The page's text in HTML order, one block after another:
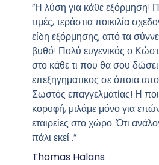
“Η λύση για κάθε εξόρμηση!
τιμές, τεράστια ποικιλία
είδη εξόρμησης, από τα
βυθό! Πολύ ευγενικός ο
στο κάθε τι που θα σου
επεξηγηματικος σε όποια
Σωστός επαγγελματίας! Η
κορυφή, μιλάμε μόνο για
εταιρείες στο χώρο. Ότι
πάλι εκεί .”
Thomas Halans